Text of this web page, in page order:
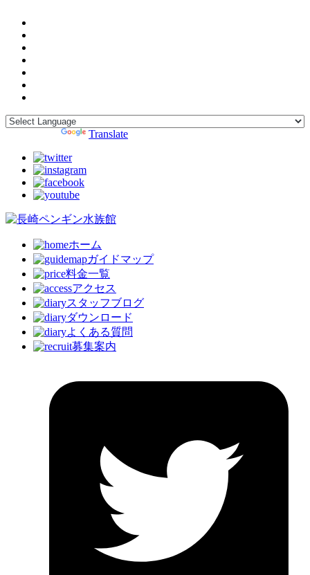
Translate
ホーム
ガイドマップ
料金一覧
アクセス
スタッフブログ
ダウンロード
よくある質問
募集案内